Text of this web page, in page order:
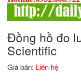
Đồng hồ đo
Scientific
Giá bán: Liên hệ